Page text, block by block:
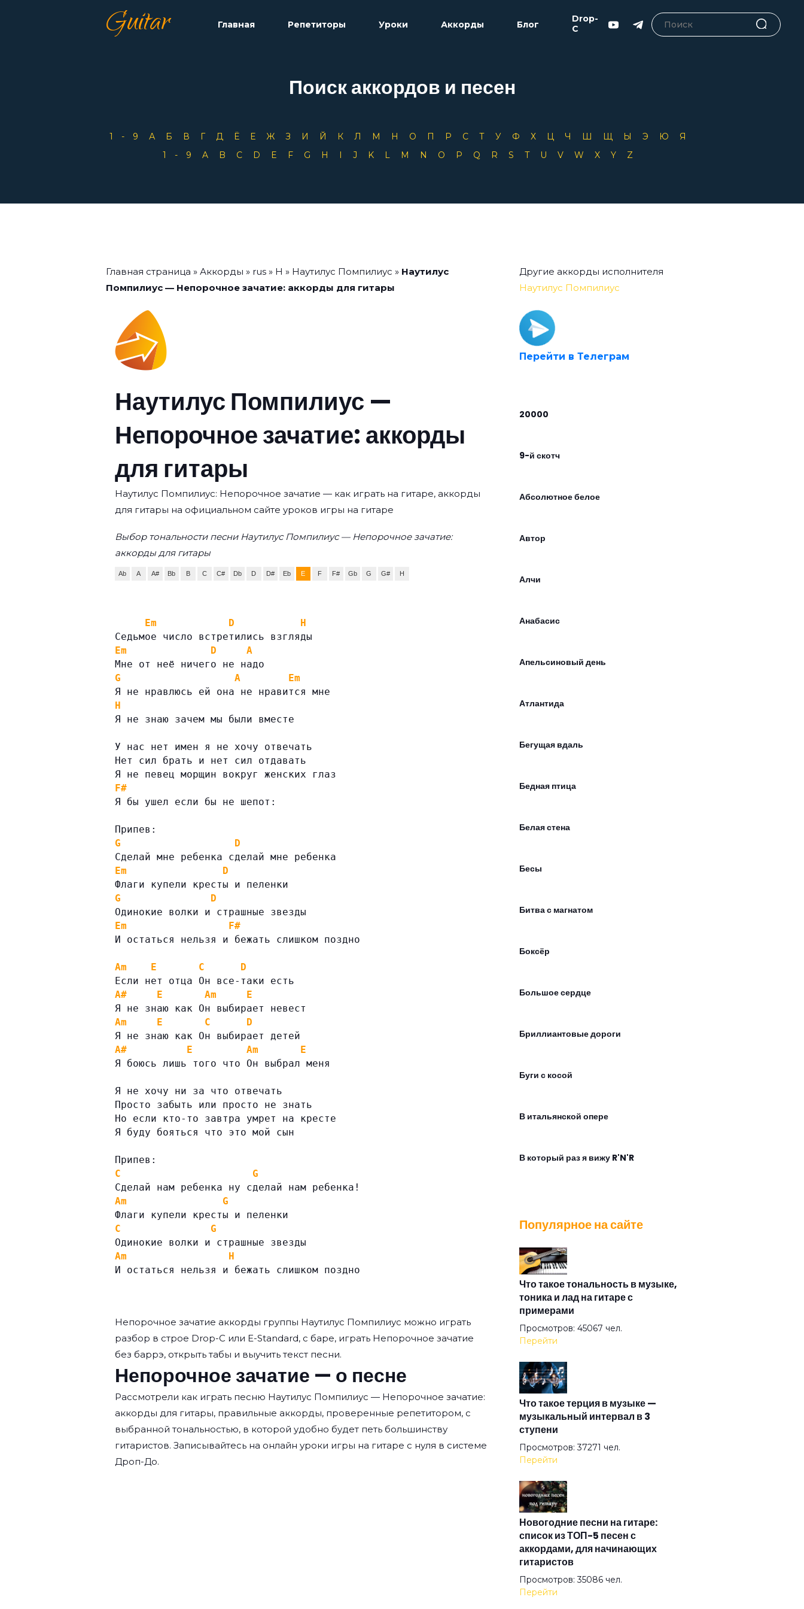
Guitar Главная Репетиторы Уроки Аккорды Блог
Drop-
C
Поиск аккордов и песен
1-9 А Б В Г Д Ё Е Ж З И Й К Л М Н О П Р С Т У Ф Х Ц Ч Ш Щ Ы Э Ю
Я
1-9
A B C D E F G H I J K L M N O P Q R S T U V W X Y Z
Главная страница » Аккорды » rus » Н » Наутилус Помпилиус » Наутилус
Помпилиус — Непорочное зачатие: аккорды для гитары
Наутилус Помпилиус —
Непорочное зачатие: аккорды
для гитары
Наутилус Помпилиус: Непорочное зачатие — как играть на гитаре, аккорды
для гитары на официальном сайте уроков игры на гитаре
Выбор тональности песни Наутилус Помпилиус — Непорочное зачатие:
аккорды для гитары
Ab A A# Bb B C C# Db D D# Eb E F F# Gb G G# H
Em D
H
Седьмое число встретились взгляды
Em
D
A
Мне от неё ничего не надо
G
A
Em
Я не нравлюсь ей она не нравится мне
H
Я не знаю зачем мы были вместе
У нас нет имен я не хочу отвечать
Нет сил брать и нет сил отдавать
Я не певец морщин вокруг женских глаз
F#
Я бы ушел если бы не шепот:
Припев:
G
D
Сделай мне ребенка сделай мне ребенка
Em
D
Флаги купели кресты и пеленки
G
D
Одинокие волки и страшные звезды
Em
F#
И остаться нельзя и бежать слишком поздно
Am E C
D
Если нет отца Он все-таки есть
A#
E Am
E
Я не знаю как Он выбирает невест
Am
E C
D
Я не знаю как Он выбирает детей
A#
E Am
E
Я боюсь лишь того что Он выбрал меня
Я не хочу ни за что отвечать
Просто забыть или просто не знать
Но если кто-то завтра умрет на кресте
Я буду бояться что это мой сын
Припев:
C
G
Сделай нам ребенка ну сделай нам ребенка!
Am
G
Флаги купели кресты и пеленки
C
G
Одинокие волки и страшные звезды
Am
H
И остаться нельзя и бежать слишком поздно
Непорочное зачатие аккорды группы Наутилус Помпилиус можно играть
разбор в строе Drop-C или E-Standard, с баре, играть Непорочное зачатие
без баррэ, открыть табы и выучить текст песни.
Непорочное зачатие — о песне
Рассмотрели как играть песню Наутилус Помпилиус — Непорочное зачатие:
аккорды для гитары, правильные аккорды, проверенные репетитором, с
выбранной тональностью, в которой удобно будет петь большинству
гитаристов. Записывайтесь на онлайн уроки игры на гитаре с нуля в системе
Дроп-До.
Другие аккорды исполнителя
Наутилус Помпилиус
Перейти в Телеграм
20000
9-й скотч
Абсолютное белое
Автор
Алчи
Анабасис
Апельсиновый день
Атлантида
Бегущая вдаль
Бедная птица
Белая стена
Бесы
Битва с магнатом
Боксёр
Большое сердце
Бриллиантовые дороги
Буги с косой
В итальянской опере
В который раз я вижу R'N'R
Воздух
Ворота
Все кто нёс
Всего лишь быть
Город братской любви
Джульетта
Дыхание
Жажда
Популярное на сайте
Что такое тональность в музыке,
тоника и лад на гитаре с
примерами
Просмотров: 45067 чел.
Перейти
Что такое терция в музыке —
музыкальный интервал в 3
ступени
Просмотров: 37271 чел.
Перейти
Новогодние песни на гитаре:
список из ТОП-5 песен с
аккордами, для начинающих
гитаристов
Просмотров: 35086 чел.
Перейти